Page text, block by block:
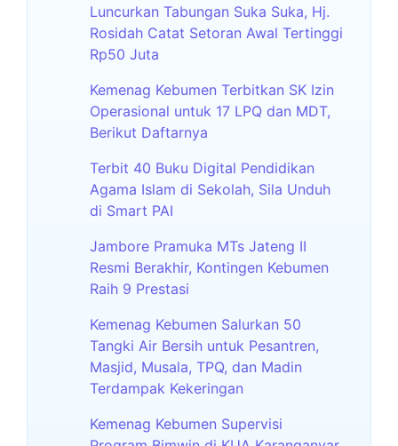
Luncurkan Tabungan Suka Suka, Hj.
Rosidah Catat Setoran Awal Tertinggi
Rp50 Juta
Kemenag Kebumen Terbitkan SK Izin
Operasional untuk 17 LPQ dan MDT,
Berikut Daftarnya
Terbit 40 Buku Digital Pendidikan
Agama Islam di Sekolah, Sila Unduh
di Smart PAI
Jambore Pramuka MTs Jateng II
Resmi Berakhir, Kontingen Kebumen
Raih 9 Prestasi
Kemenag Kebumen Salurkan 50
Tangki Air Bersih untuk Pesantren,
Masjid, Musala, TPQ, dan Madin
Terdampak Kekeringan
Kemenag Kebumen Supervisi